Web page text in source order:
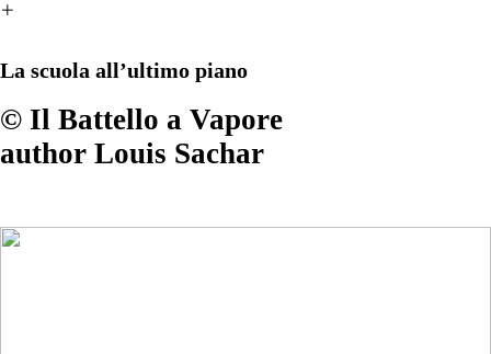
︎
La scuola all’ultimo piano
© Il Battello a Vapore
author Louis Sachar